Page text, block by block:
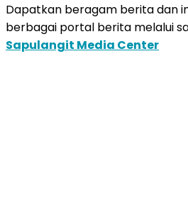
Dapatkan beragam berita dan
berbagai portal berita melalui
Sapulangit Media Center